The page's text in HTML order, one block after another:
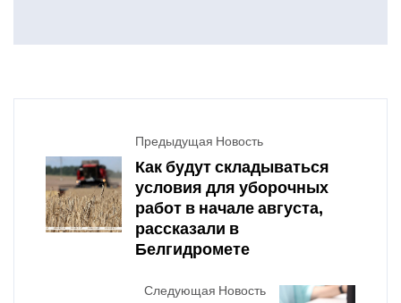
Предыдущая Новость
Как будут складываться
условия для уборочных
работ в начале августа,
рассказали в
Белгидромете
Следующая Новость